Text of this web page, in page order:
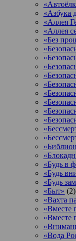
«Азбука
«Аллея
«Аллея
«Без
«Будь в
«Будь
«Будь
«Быт» (2)
«Вахта
«Вместе
«Вместе
«Вода